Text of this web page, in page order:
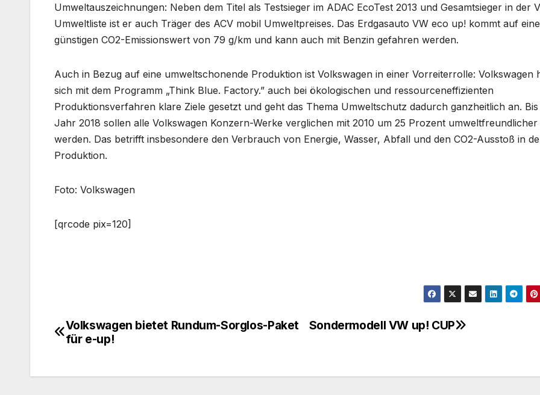
Umweltauszeichnungen: Neben dem Titel als Testsieger im ADAC EcoTest 2013 und Gesamtsieger in der
Umweltliste ist er auch Träger des ACV mobil Umweltpreises. Das Erdgasauto VW eco up! kommt auf
günstigen CO2-Emissionswert von 79 g/km und kann auch mit Benzin gefahren werden.
Auch in Bezug auf eine umweltschonende Produktion ist Volkswagen in einer Vorreiterrolle: Volkswagen
sich mit dem Programm „Think Blue. Factory.” auch bei ökologischen und ressourceneffizienten
Produktionsverfahren klare Ziele gesetzt und geht das Thema Umweltschutz dadurch ganzheitlich an.
Jahr 2018 sollen alle Volkswagen Konzern-Werke verglichen mit 2010 um 25 Prozent umweltfreundlicher
werden. Das betrifft insbesondere den Verbrauch von Energie, Wasser, Abfall und den CO2-Ausstoß in
Produktion.
Foto: Volkswagen
[qrcode pix=120]
Beitragsnavigation Sondermodell VW up! CUP
Volkswagen bietet Rundum-Sorglos-Paket
für e-up!